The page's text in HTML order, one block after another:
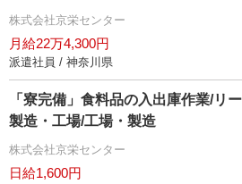
株式会社京栄センター
月給22万4,300円
派遣社員 / 神奈川県
「寮完備」食料品の入出庫作業/リ
製造・工場/工場・製造
株式会社京栄センター
日給1,600円